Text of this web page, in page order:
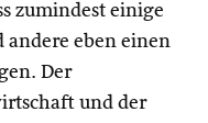
zumindest einige
eben einen
Der
und der